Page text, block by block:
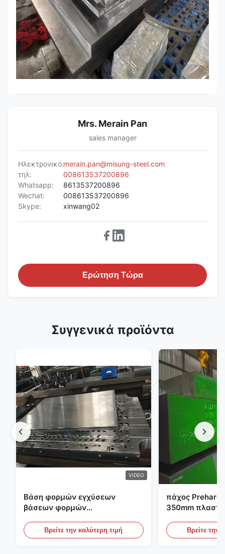
Χρόνος
ναυτιλίας
15-20 ημέρες μετά από να λάβει την
Συσκευασία
εξαγωγής
Standrad εξαγωγής πλόιμη συσκευασία
Ικανότητα 12000 τόνοι/έτος
Mrs. Merain Pan
sales manager
Ηλεκτρονικό:merain.pan@misung-steel.com
τηλ:
008613537200896
Whatsapp:
8613537200896
Wechat:
008613537200896
Skype:
xinwang02
Ερώτηση Τώρα
Συγγενικά προϊόντα
VIDEO
Βάση φορμών εγχύσεων
βάσεων φορμών
PET
Βρείτε την καλύτερη τιμή
πάχος
350mm
Βρείτε την